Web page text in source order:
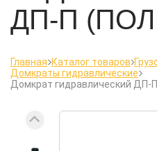
ДП-П
Главная Каталог товаров
Домкраты гидравлические
Домкрат гидравлический ДП-